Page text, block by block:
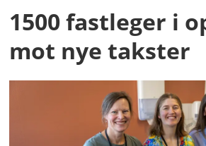
1500 fastleger i
mot nye takster